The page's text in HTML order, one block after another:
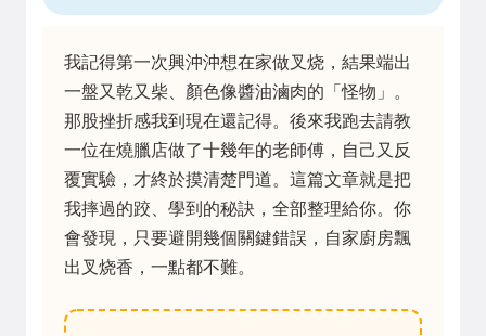
我記得第一次興沖沖想在家做叉烧，結果端出
一盤又乾又柴、顏色像醬油滷肉的「怪物」。
那股挫折感我到現在還記得。後來我跑去請教
一位在燒臘店做了十幾年的老師傅，自己又反
覆實驗，才終於摸清楚門道。這篇文章就是把
我摔過的跤、學到的秘訣，全部整理給你。你
會發現，只要避開幾個關鍵錯誤，自家廚房飄
出叉烧香，一點都不難。